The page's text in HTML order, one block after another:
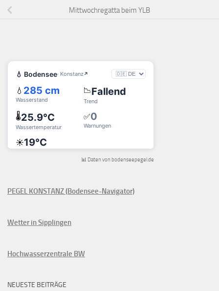
Mittwochregatta beim YLB
📊 Daten von bodenseepegel.de
PEGEL KONSTANZ (Bodensee-Navigator)
Wetter in Sipplingen
Hochwasserzentrale BW
NEUESTE BEITRÄGE